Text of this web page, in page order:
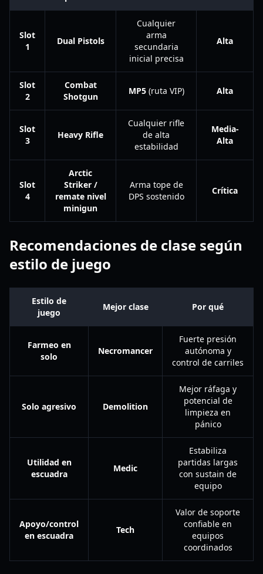
Slot
1
Dual Pistols
Cualquier
arma
secundaria
inicial precisa
Alta
Slot
2
Combat
Shotgun
MP5(ruta VIP) Alta
Slot
3
Heavy Rifle
Cualquier rifle
de alta
estabilidad
Media-
Alta
Slot
4
Arctic
Striker /
remate nivel
minigun
Arma tope de
DPS sostenido
Crítica
Recomendaciones de clase según
estilo de juego
Estilo de
juego
Mejor clase Por qué
Farmeo en
solo
Necromancer
Fuerte presión
autónoma y
control de carriles
Solo agresivo Demolition
Mejor ráfaga y
potencial de
limpieza en
pánico
Utilidad en
escuadra
Medic
Estabiliza
partidas largas
con sustain de
equipo
Apoyo/control
en escuadra
Tech
Valor de soporte
confiable en
equipos
coordinados